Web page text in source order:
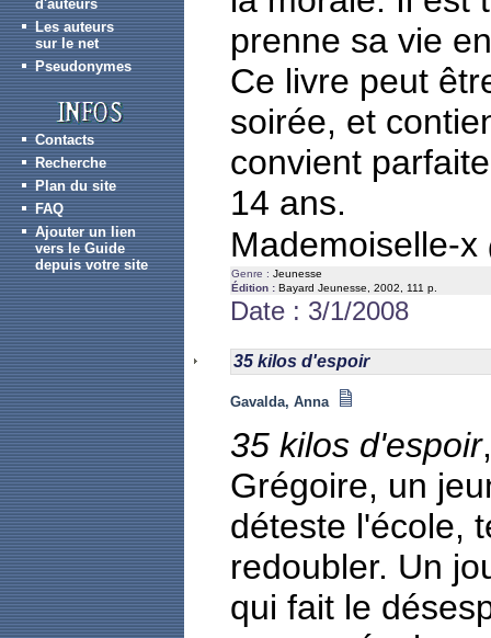
d'auteurs
Les auteurs
sur le net
Pseudonymes
Contacts
Recherche
Plan du site
FAQ
Ajouter un lien
vers le Guide
depuis votre site
prenne sa vie
Ce livre peut
soirée, et
convient
14 ans.
Mademoiselle-x
Genre : Jeunesse
Édition : Bayard Jeunesse, 2002, 111 p.
Date : 3/1/2008
35 kilos d'espoir
Gavalda, Anna
35 kilos d'espoir
Grégoire, un
déteste l'école,
redoubler. Un
qui fait le